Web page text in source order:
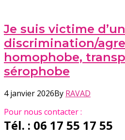
Je suis victime
discrimination/
homophobe,
sérophobe
4 janvier 2026By RAVAD
Pour nous contacter :
Tél. : 06 17 55 17 55